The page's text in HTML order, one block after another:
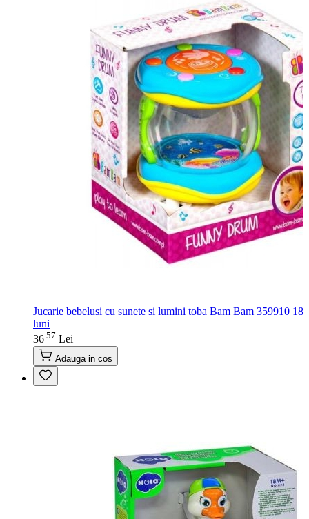
Jucarie bebelusi cu sunete si lumini toba Bam Bam 359910 18
luni
36 57 Lei
Adauga in cos